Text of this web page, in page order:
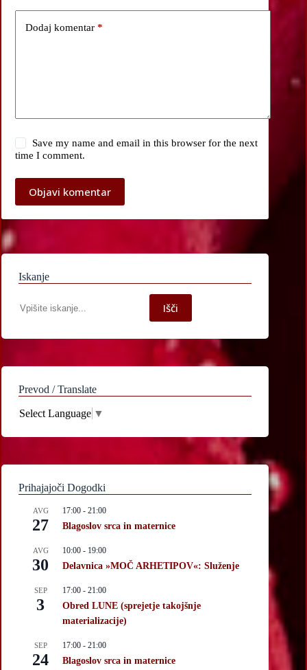
Dodaj komentar *
Save my name and email in this browser for the next
time I comment.
Objavi komentar
Iskanje
po
Išči
Prevod / Translate
Select Language ▼
Prihajajoči Dogodki
AVG
27
17:00 - 21:00
Blagoslov srca in maternice
AVG
30
10:00 - 19:00
Delavnica »MOČ ARHETIPOV«: Služenje
SEP
3
17:00 - 21:00
Obred LUNE (sprejetje takojšnje
materializacije)
SEP
24
17:00 - 21:00
Blagoslov srca in maternice